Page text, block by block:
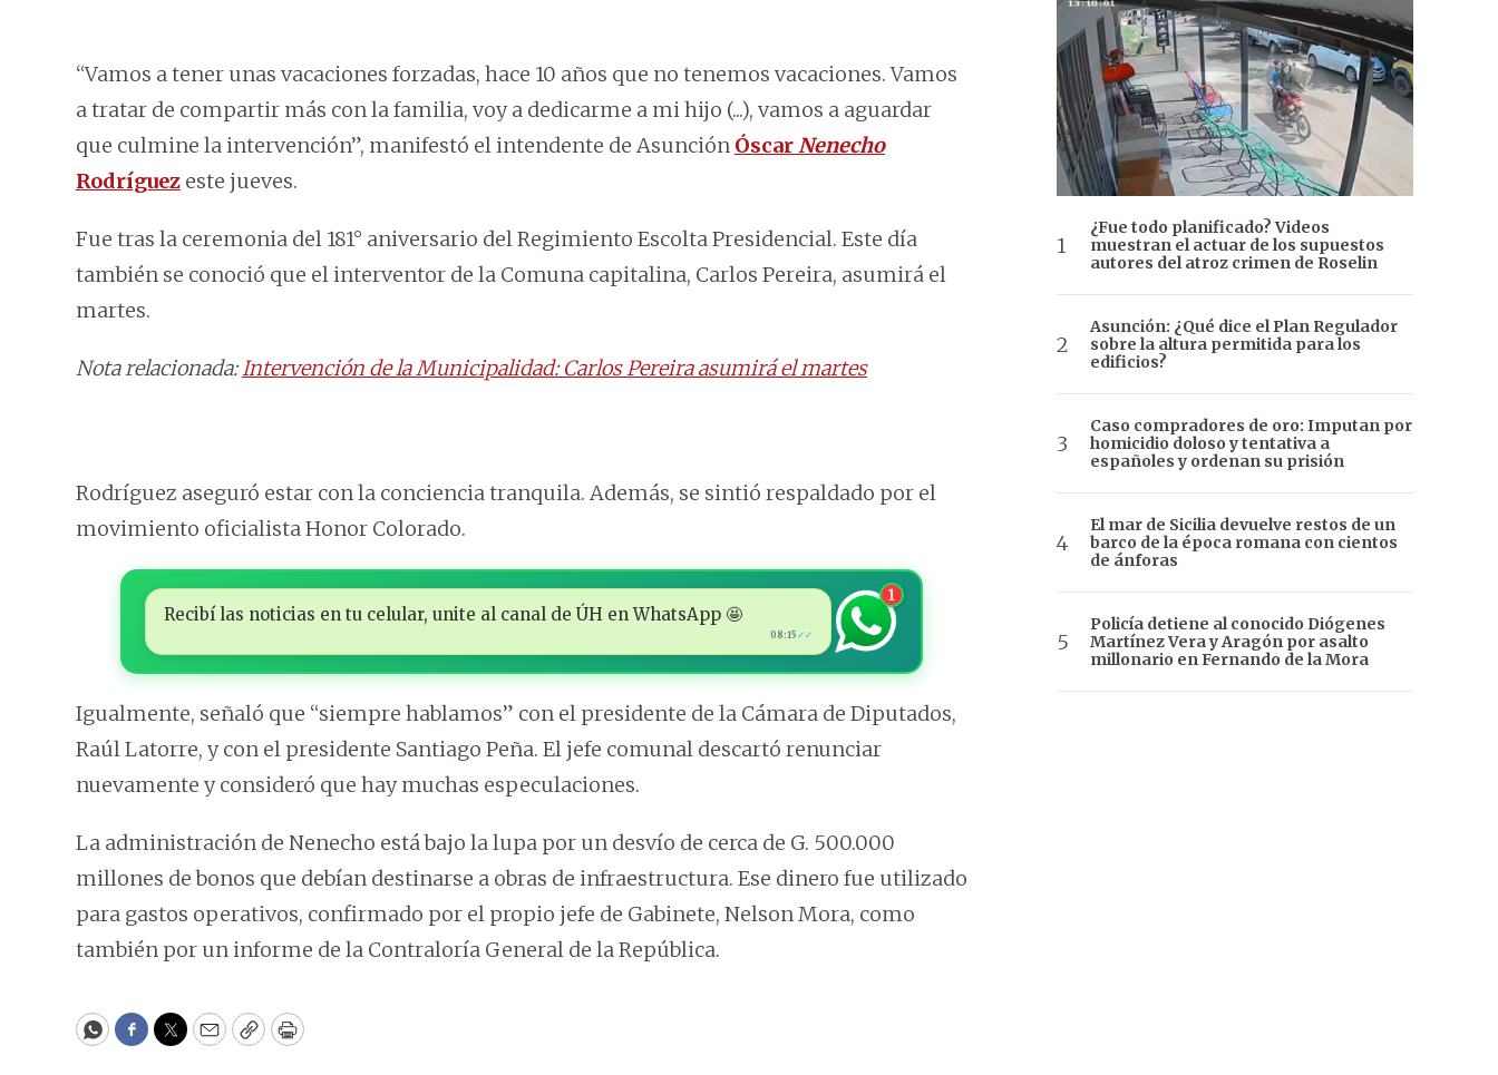
“Vamos a tener unas vacaciones forzadas, hace 10 años que no tenemos vacaciones. Vamos
a tratar de compartir más con la familia, voy a dedicarme a mi hijo (...), vamos a aguardar
que culmine la intervención”, manifestó el intendente de Asunción ÓscarNenecho
Rodríguez este jueves.
Fue tras la ceremonia del 181° aniversario del Regimiento Escolta Presidencial. Este día
también se conoció que el interventor de la Comuna capitalina, Carlos Pereira, asumirá el
martes.
Nota relacionada:Intervención de la Municipalidad: Carlos Pereira asumirá el martes
Rodríguez aseguró estar con la conciencia tranquila. Además, se sintió respaldado por el
movimiento oficialista Honor Colorado.
Recibí las noticias en tu celular, unite al canal de ÚH en WhatsApp 🤩
08:15 ✓✓
1
Igualmente, señaló que “siempre hablamos” con el presidente de la Cámara de Diputados,
Raúl Latorre, y con el presidente Santiago Peña. El jefe comunal descartó renunciar
nuevamente y consideró que hay muchas especulaciones.
La administración de Nenecho está bajo la lupa por un desvío de cerca de G. 500.000
millones de bonos que debían destinarse a obras de infraestructura. Ese dinero fue utilizado
para gastos operativos, confirmado por el propio jefe de Gabinete, Nelson Mora, como
también por un informe de la Contraloría General de la República.
WhatsApp
Facebook
Twitter
EmailCopyPrint
¿Fue todo planificado? Videos
muestran el actuar de los supuestos
autores del atroz crimen de Roselin
Asunción: ¿Qué dice el Plan Regulador
sobre la altura permitida para los
edificios?
Caso compradores de oro: Imputan por
homicidio doloso y tentativa a
españoles y ordenan su prisión
El mar de Sicilia devuelve restos de un
barco de la época romana con cientos
de ánforas
Policía detiene al conocido Diógenes
Martínez Vera y Aragón por asalto
millonario en Fernando de la Mora